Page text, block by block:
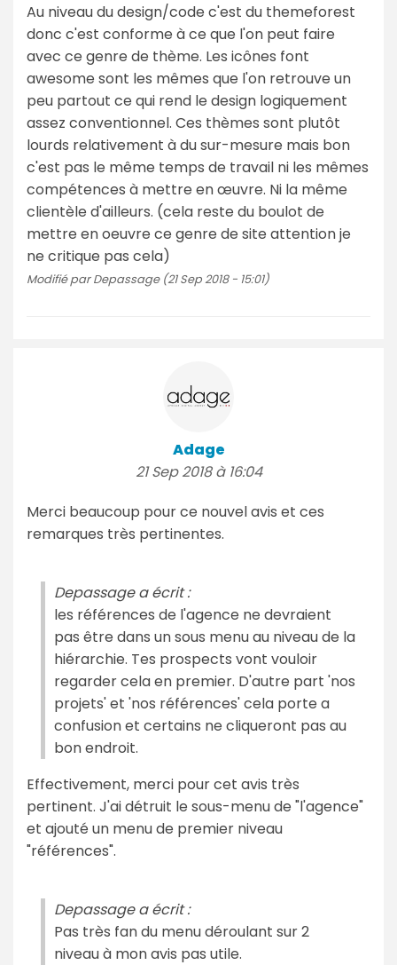
Au niveau du design/code c'est du themeforest
donc c'est conforme à ce que l'on peut faire
avec ce genre de thème. Les icônes font
awesome sont les mêmes que l'on retrouve un
peu partout ce qui rend le design logiquement
assez conventionnel. Ces thèmes sont plutôt
lourds relativement à du sur-mesure mais bon
c'est pas le même temps de travail ni les mêmes
compétences à mettre en œuvre. Ni la même
clientèle d'ailleurs. (cela reste du boulot de
mettre en oeuvre ce genre de site attention je
ne critique pas cela)
Modifié par Depassage (21 Sep 2018 - 15:01)
Adage
21 Sep 2018 à 16:04
Merci beaucoup pour ce nouvel avis et ces
remarques très pertinentes.
Depassage a écrit :
les références de l'agence ne devraient
pas être dans un sous menu au niveau de la
hiérarchie. Tes prospects vont vouloir
regarder cela en premier. D'autre part 'nos
projets' et 'nos références' cela porte a
confusion et certains ne cliqueront pas au
bon endroit.
Effectivement, merci pour cet avis très
pertinent. J'ai détruit le sous-menu de "l'agence"
et ajouté un menu de premier niveau
"références".
Depassage a écrit :
Pas très fan du menu déroulant sur 2
niveau à mon avis pas utile.